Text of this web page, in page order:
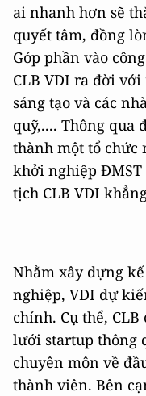
ai nhanh hơn sẽ
quyết tâm, đồng
Góp phần vào
CLB VDI ra đời
sáng tạo và các
quỹ,.... Thông qua
thành một tổ chức
khởi nghiệp ĐMST
tịch CLB VDI
Nhằm xây dựng
nghiệp, VDI dự
chính. Cụ thể,
lưới startup thông
chuyên môn về
thành viên. Bên